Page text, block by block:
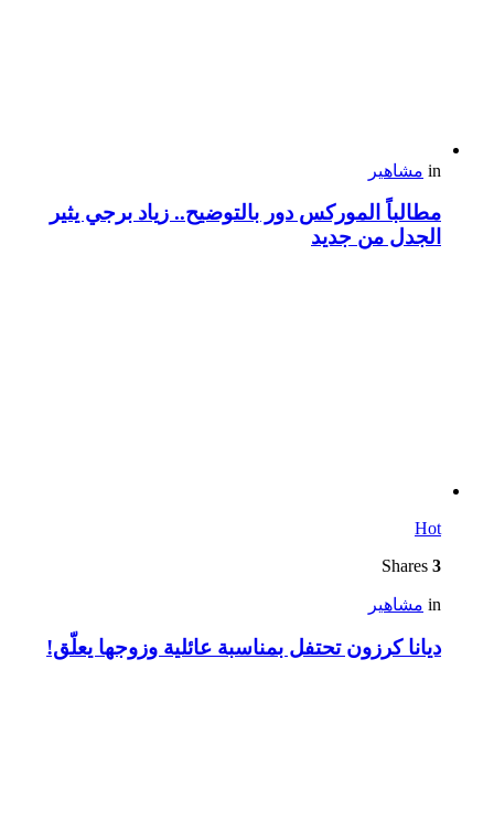
in مشاهير
مطالباً الموركس دور بالتوضيح.. زياد برجي يثير
الجدل من جديد
Hot
3
in مشاهير
ديانا كرزون تحتفل بمناسبة عائلية وزوجها يعلّق!